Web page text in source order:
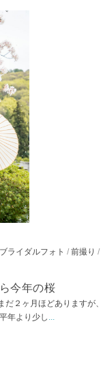
ブライダルフォト /前撮り /
今年の桜
だ２ヶ月ほどありますが
年より少し ...